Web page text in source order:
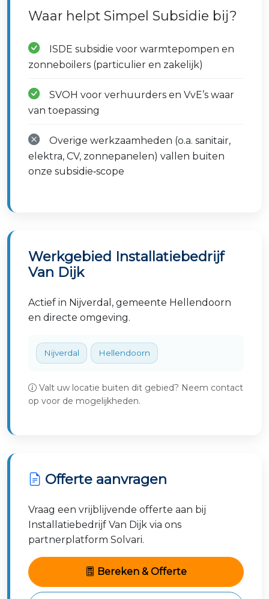
Waar helpt Simpel Subsidie bij?
ISDE subsidie voor warmtepompen en
zonneboilers (particulier en zakelijk)
SVOH voor verhuurders en VvE’s waar
van toepassing
Overige werkzaamheden (o.a. sanitair,
elektra, CV, zonnepanelen) vallen buiten
onze subsidie‑scope
Werkgebied Installatiebedrijf
Van Dijk
Actief in Nijverdal, gemeente Hellendoorn
en directe omgeving.
Nijverdal Hellendoorn
Valt uw locatie buiten dit gebied? Neem contact
op voor de mogelijkheden.
Offerte aanvragen
Vraag een vrijblijvende offerte aan bij
Installatiebedrijf Van Dijk via ons
partnerplatform Solvari.
Bereken & Offerte